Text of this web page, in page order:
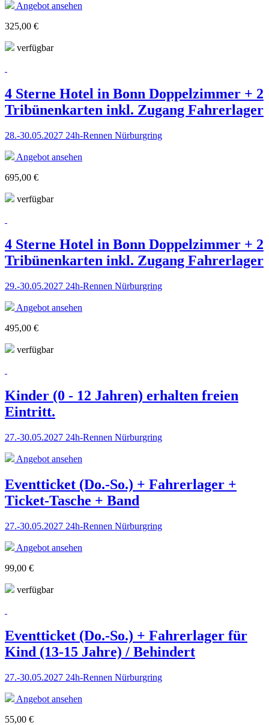
Angebot ansehen
325,00 €
verfügbar
4 Sterne Hotel in Bonn Doppelzimmer + 2
Tribünenkarten inkl. Zugang Fahrerlager
28.-30.05.2027 24h-Rennen Nürburgring
Angebot ansehen
695,00 €
verfügbar
4 Sterne Hotel in Bonn Doppelzimmer + 2
Tribünenkarten inkl. Zugang Fahrerlager
29.-30.05.2027 24h-Rennen Nürburgring
Angebot ansehen
495,00 €
verfügbar
Kinder (0 - 12 Jahren) erhalten freien
Eintritt.
27.-30.05.2027 24h-Rennen Nürburgring
Angebot ansehen
Eventticket (Do.-So.) + Fahrerlager +
Ticket-Tasche + Band
27.-30.05.2027 24h-Rennen Nürburgring
Angebot ansehen
99,00 €
verfügbar
Eventticket (Do.-So.) + Fahrerlager für
Kind (13-15 Jahre) / Behindert
27.-30.05.2027 24h-Rennen Nürburgring
Angebot ansehen
55,00 €